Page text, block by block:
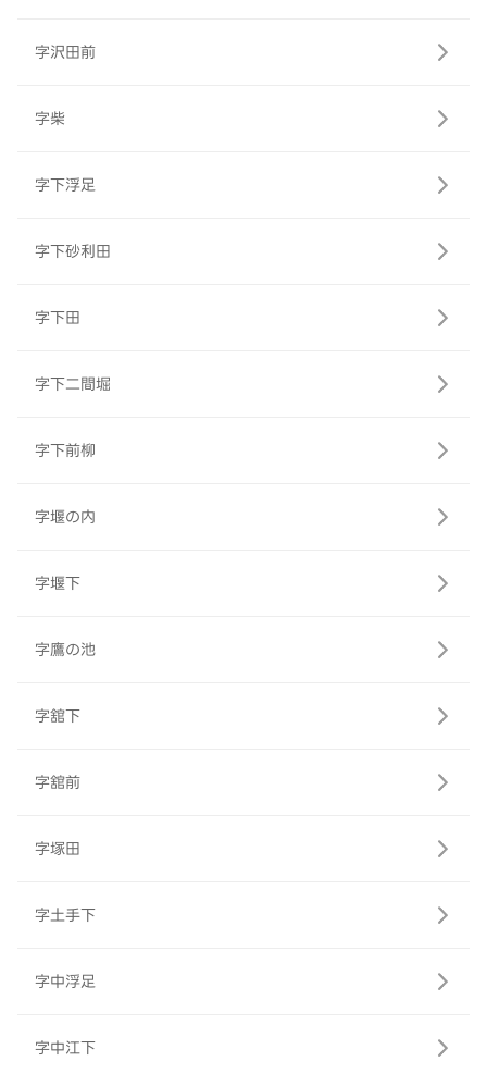
字沢田前
字柴
字下浮足
字下砂利田
字下田
字下二間堀
字下前柳
字堰の内
字堰下
字鷹の池
字舘下
字舘前
字塚田
字土手下
字中浮足
字中江下